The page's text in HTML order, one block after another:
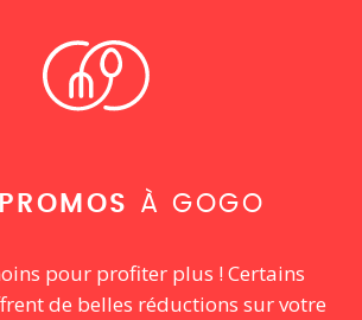
À GOGO
pour profiter plus ! Certains
de belles réductions sur votre